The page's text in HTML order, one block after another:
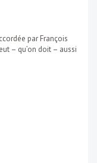
par François
– qu’on doit – aussi